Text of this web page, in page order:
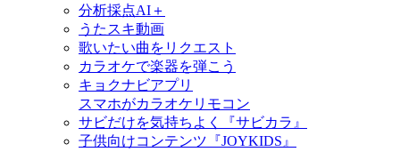
分析採点AI＋
うたスキ動画
歌いたい曲をリクエスト
カラオケで楽器を弾こう
キョクナビアプリ
スマホがカラオケリモコン
サビだけを気持ちよく『サビカラ』
子供向けコンテンツ『JOYKIDS』